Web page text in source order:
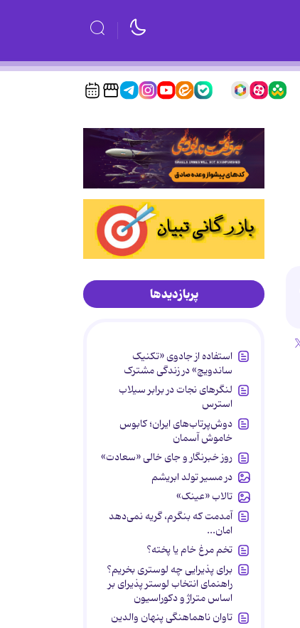
پربازدیدها
استفاده از جادوی «تکنیک
ساندویچ» در زندگی مشترک
لنگرهای نجات در برابر سیلاب
استرس
دوش‌پرتاب‌های ایران؛ کابوس
خاموش آسمان
روز خبرنگار و جای خالی «سعادت»
در مسیر تولد ابریشم
تالاب «عینک»
آمدمت که بنگرم، گریه نمی‌دهد
امان...
تخم مرغ خام یا پخته؟
برای پذیرایی چه لوستری بخریم؟
راهنمای انتخاب لوستر پذیرای بر
اساس متراژ و دکوراسیون
تاوان ناهماهنگی پنهان والدین